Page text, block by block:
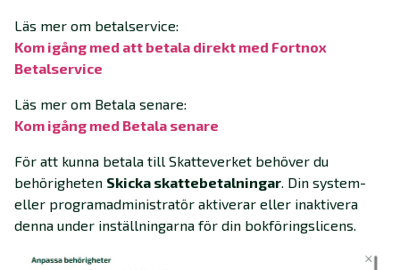
Läs mer om betalservice:
Kom igång med att betala direkt med Fortnox
Betalservice
Läs mer om Betala senare:
Kom igång med Betala senare
För att kunna betala till Skatteverket behöver du
behörigheten Skicka skattebetalningar. Din system-
eller programadministratör aktiverar eller inaktivera
denna under inställningarna för din bokföringslicens.